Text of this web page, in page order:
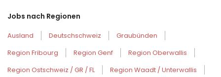
Jobs nach Regionen
Ausland Deutschschweiz
Graubünden
Region Fribourg
Region Genf
Region Oberwallis
Region Ostschweiz / GR / FL
Region Waadt / Unterwallis